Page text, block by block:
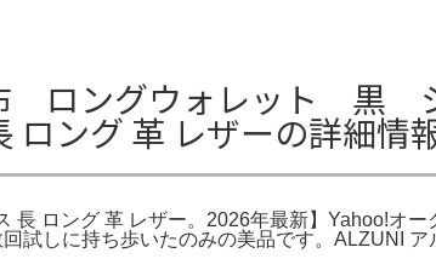
ングウォレット 黒 シ
ロング 革 レザーの詳細情
長 ロング 革 レザー。2026年最新】Yahoo!オー
試しに持ち歩いたのみの美品です。ALZUNI